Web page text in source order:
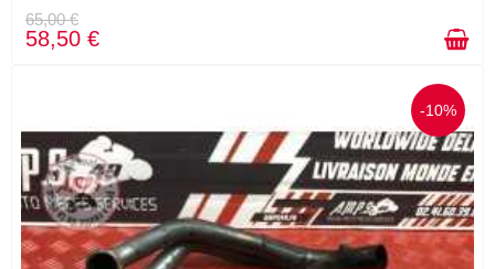
65,00 €
58,50 €
-10%